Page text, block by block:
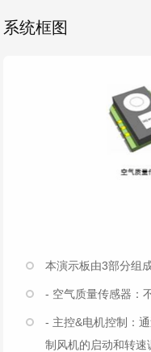
系统框图
本演示板由3部分组
- 空气质量传感器：
- 主控&电机控制：
制风机的启动和转速